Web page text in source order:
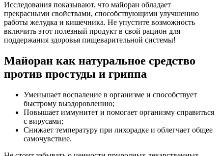
Исследования показывают, что майоран обладает
прекрасными свойствами, способствующими улучшению
работы желудка и кишечника. Не упустите возможность
включить этот полезный продукт в свой рацион для
поддержания здоровья пищеварительной системы!
Майоран как натуральное средство
против простуды и гриппа
Уменьшает воспаление в организме и способствует
быстрому выздоровлению;
Повышает иммунитет и помогает организму справиться
с вирусами;
Снижает температуру при лихорадке и облегчает общее
самочувствие.